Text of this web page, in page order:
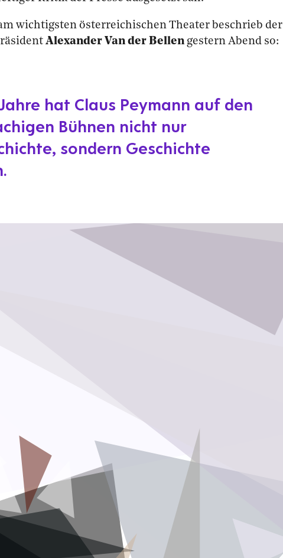
am wichtigsten österreichischen Theater beschrieb der
Alexander Van der Bellengestern Abend so:
hat Claus Peymann auf den
Bühnen nicht nur
sondern Geschichte